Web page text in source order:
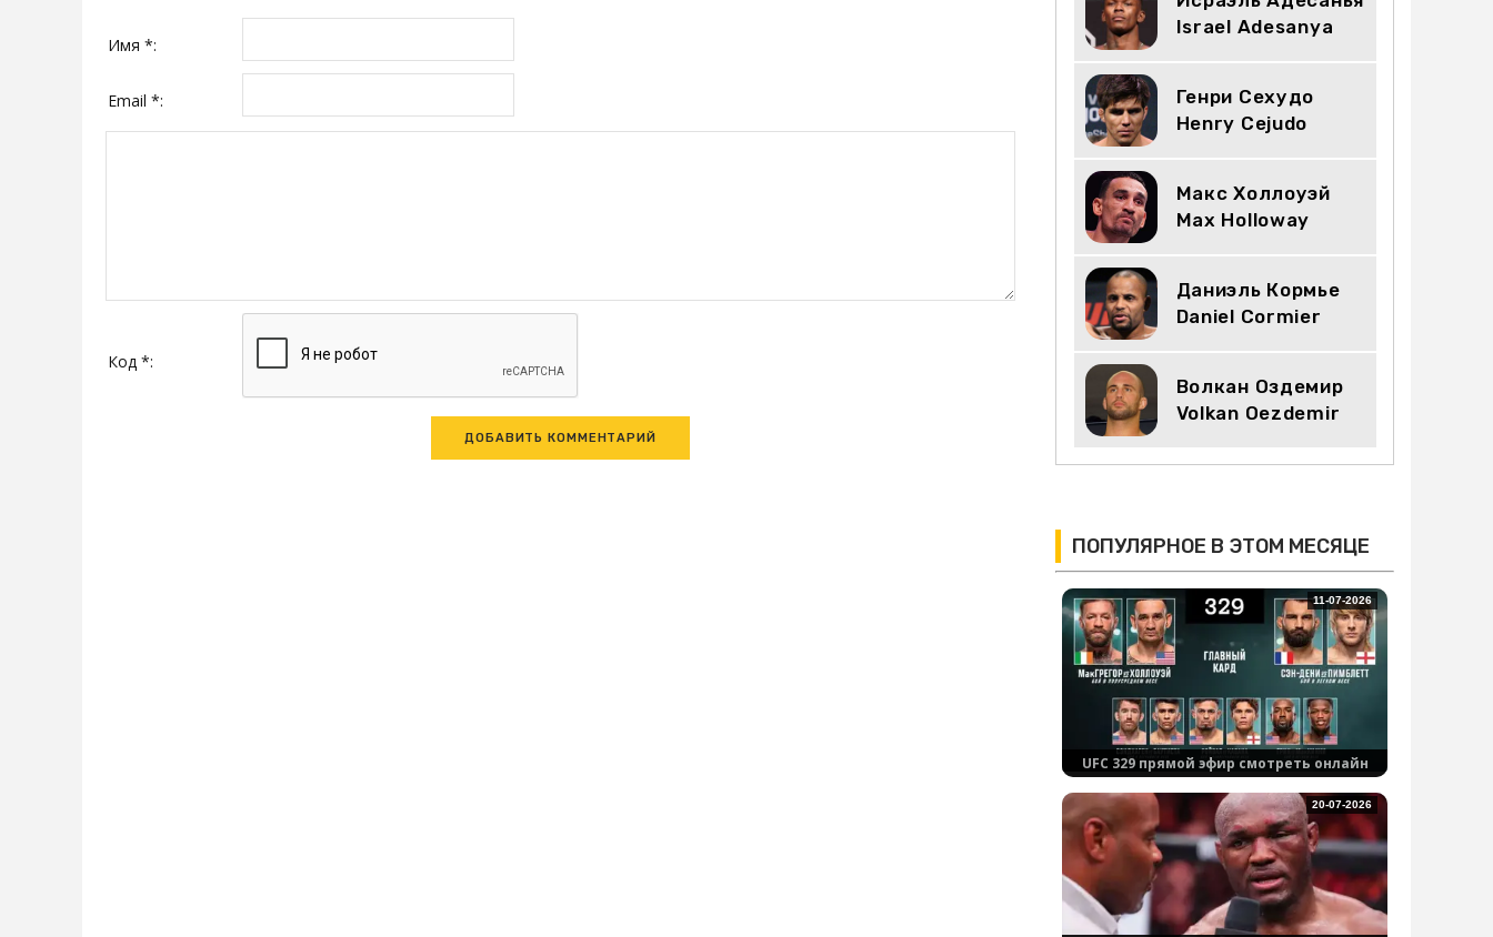
Israel Adesanya
Генри Сехудо
Henry Cejudo
Макс Холлоуэй
Max Holloway
Даниэль Кормье
Daniel Cormier
Волкан Оздемир
Volkan Oezdemir
ПОПУЛЯРНОЕ В ЭТОМ МЕСЯЦЕ
UFC 329 прямой эфир смотреть онлайн
11-07-2026
20-07-2026
Имя *:
Email *:
Код *: